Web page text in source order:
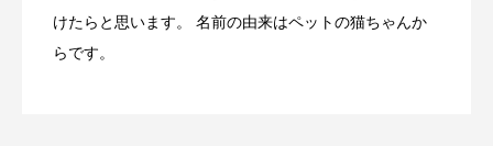
けたらと思います。 名前の由来はペットの猫ちゃんか
らです。